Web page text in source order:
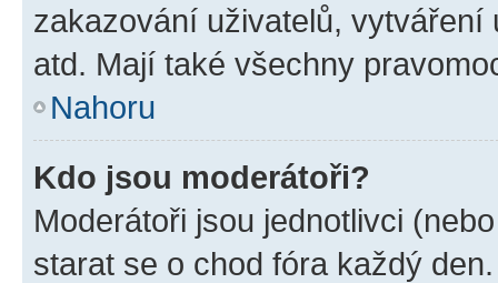
zakazování uživatelů,
atd. Mají také všechny
Nahoru
Kdo jsou moderátoři?
Moderátoři jsou jednotlivci
starat se o chod fóra každý